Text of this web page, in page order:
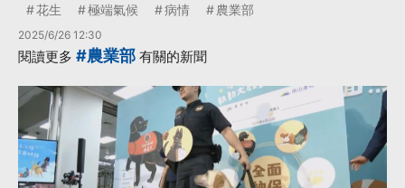
花生 極端氣候 病情 農業部
2025/6/26 12:30
閱讀更多 #農業部 有關的新聞